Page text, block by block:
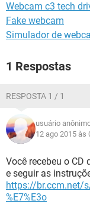
Webcam c3 tech
Fake webcam
Simulador de
1 Respostas
RESPOSTA 1 / 1
usuário
12 ago 2015 às
Você recebeu o CD
e seguir as
https://br.ccm.net/
%E7%E3o